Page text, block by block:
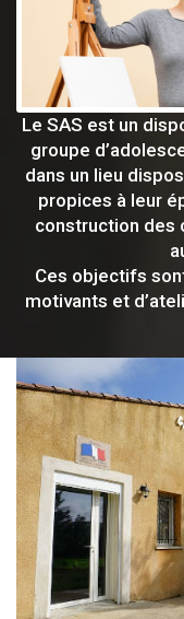
Le SAS est un
groupe
dans un lieu
propices à leur
construction des
Ces objectifs
motivants et